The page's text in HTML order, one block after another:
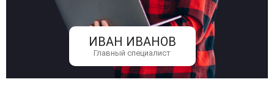
ИВАН ИВАНОВ
Главный специалист